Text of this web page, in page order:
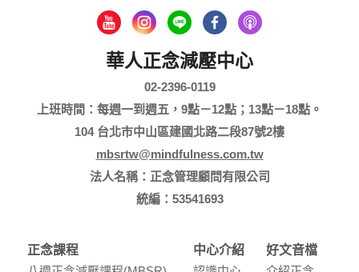
華人正念減壓中心
02-2396-0119
上班時間：每週一到週五，9點－12點；13點－18點。
104 台北市中山區建國北路二段87號2樓
mbsrtw@mindfulness.com.tw
法人名稱：正念管理顧問有限公司
統編：53541693
正念課程
中心介紹
好文音檔